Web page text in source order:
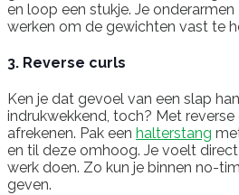
en loop een stukje. Je
werken om de gewichten vast te
3. Reverse curls
Ken je dat gevoel van een slap
indrukwekkend, toch? Met reverse
afrekenen. Pak een halterstang
en til deze omhoog. Je voelt
werk doen. Zo kun je binnen no-
geven.